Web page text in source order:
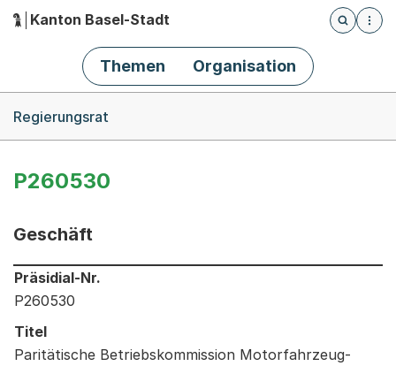
Hauptnavigation
Kanton Basel-Stadt
Öffnet
Themen Organisation
Regierungsrat
P260530
Geschäft
Informationen zum Ausgewählten Geschäft
Präsidial-Nr.
P260530
Titel
Paritätische Betriebskommission Motorfahrzeug-